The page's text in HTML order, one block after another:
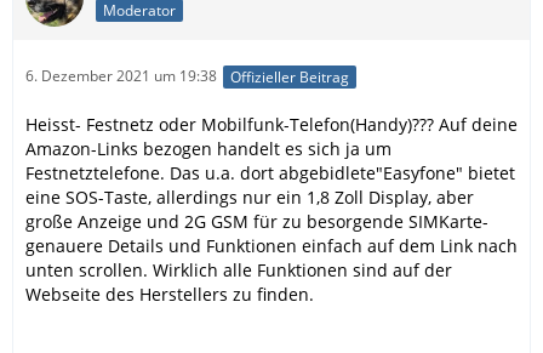
Moderator
6. Dezember 2021 um 19:38 Offizieller Beitrag
Heisst- Festnetz oder Mobilfunk-Telefon(Handy)??? Auf deine
Amazon-Links bezogen handelt es sich ja um
Festnetztelefone. Das u.a. dort abgebidlete"Easyfone" bietet
eine SOS-Taste, allerdings nur ein 1,8 Zoll Display, aber
große Anzeige und 2G GSM für zu besorgende SIMKarte-
genauere Details und Funktionen einfach auf dem Link nach
unten scrollen. Wirklich alle Funktionen sind auf der
Webseite des Herstellers zu finden.